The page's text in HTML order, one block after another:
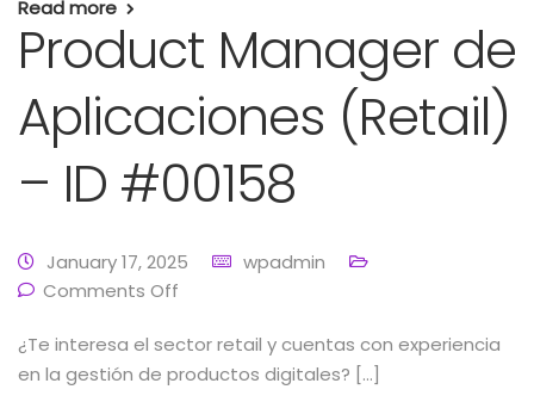
Read more
Product Manager de
Aplicaciones (Retail)
– ID #00158
January 17, 2025
wpadmin
Comments Off
¿Te interesa el sector retail y cuentas con experiencia
en la gestión de productos digitales? […]